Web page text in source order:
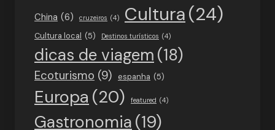
China (6) cruzeiros (4) Cultura(24)
Cultura local (5) Destinos turísticos (4)
dicas de viagem (18)
Ecoturismo (9) espanha (5)
Europa (20) featured (4)
Gastronomia (19)